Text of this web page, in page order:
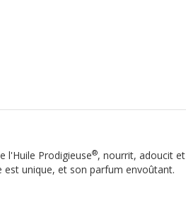
l'Huile Prodigieuse®, nourrit, adoucit et
est unique, et son parfum envoûtant.